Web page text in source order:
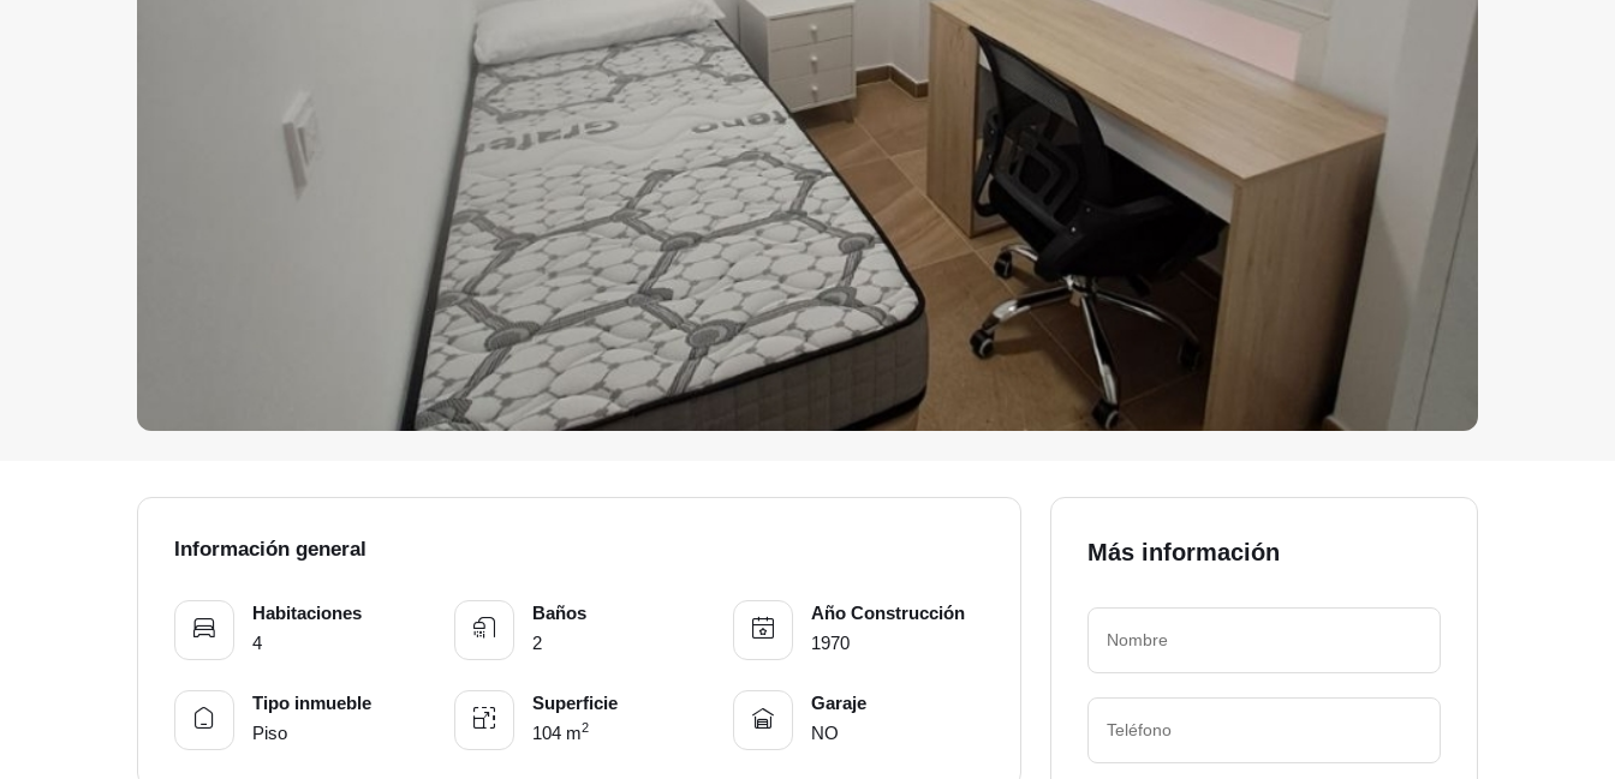
Información general
Habitaciones
4
Baños
2
Año Construcción
1970
Tipo inmueble
Piso
Superficie
104 m2
Garaje
NO
Más información